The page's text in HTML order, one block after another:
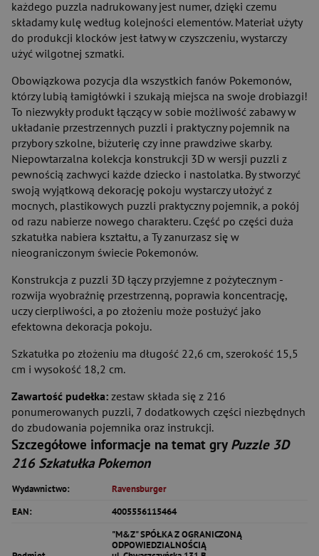
każdego puzzla nadrukowany jest numer, dzięki czemu
składamy kulę według kolejności elementów. Materiał użyty
do produkcji klocków jest łatwy w czyszczeniu, wystarczy
użyć wilgotnej szmatki.
Obowiązkowa pozycja dla wszystkich fanów Pokemonów,
którzy lubią łamigłówki i szukają miejsca na swoje drobiazgi!
To niezwykły produkt łączący w sobie możliwość zabawy w
układanie przestrzennych puzzli i praktyczny pojemnik na
przybory szkolne, biżuterię czy inne prawdziwe skarby.
Niepowtarzalna kolekcja konstrukcji 3D w wersji puzzli z
pewnością zachwyci każde dziecko i nastolatka. By stworzyć
swoją wyjątkową dekorację pokoju wystarczy ułożyć z
mocnych, plastikowych puzzli praktyczny pojemnik, a pokój
od razu nabierze nowego charakteru. Część po części duża
szkatułka nabiera kształtu, a Ty zanurzasz się w
nieograniczonym świecie Pokemonów.
Konstrukcja z puzzli 3D łączy przyjemne z pożytecznym -
rozwija wyobraźnię przestrzenną, poprawia koncentrację,
uczy cierpliwości, a po złożeniu może posłużyć jako
efektowna dekoracja pokoju.
Szkatułka po złożeniu ma długość 22,6 cm, szerokość 15,5
cm i wysokość 18,2 cm.
Zawartość pudełka: zestaw składa się z 216
ponumerowanych puzzli, 7 dodatkowych części niezbędnych
do zbudowania pojemnika oraz instrukcji.
Szczegółowe informacje na temat gry Puzzle 3D
216 Szkatułka Pokemon
Wydawnictwo:
Ravensburger
EAN:
4005556115464
"M&Z" SPÓŁKA Z OGRANICZONĄ
ODPOWIEDZIALNOŚCIĄ